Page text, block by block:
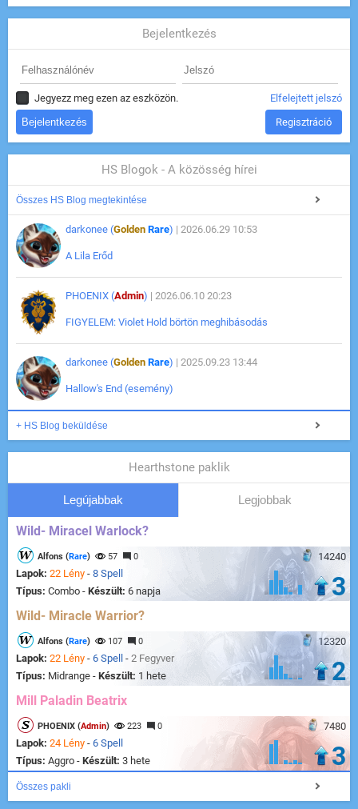
Bejelentkezés
Jegyezz meg ezen az eszközön. Elfelejtett jelszó
Regisztráció
HS Blogok - A közösség hírei
Összes HS Blog megtekintése
darkonee (Golden Rare) | 2026.06.29 10:53
A Lila Erőd
PHOENIX (Admin) | 2026.06.10 20:23
FIGYELEM: Violet Hold börtön meghibásodás
darkonee (Golden Rare) | 2025.09.23 13:44
Hallow's End (esemény)
+ HS Blog beküldése
Hearthstone paklik
Legújabbak Legjobbak
Wild- Miracel Warlock?
14240
Alfons (Rare) 57 0
Lapok: 22 Lény - 8 Spell
Típus: Combo - Készült: 6 napja 3
Wild- Miracle Warrior?
12320
Alfons (Rare) 107 0
Lapok: 22 Lény - 6 Spell - 2 Fegyver
Típus: Midrange - Készült: 1 hete 2
Mill Paladin Beatrix
7480
PHOENIX (Admin) 223 0
Lapok: 24 Lény - 6 Spell
Típus: Aggro - Készült: 3 hete 3
Összes pakli